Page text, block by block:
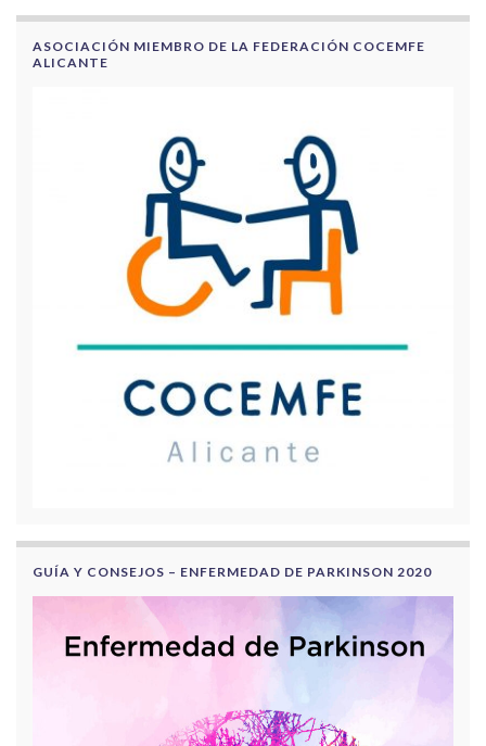
ASOCIACIÓN MIEMBRO DE LA FEDERACIÓN COCEMFE
ALICANTE
GUÍA Y CONSEJOS – ENFERMEDAD DE PARKINSON 2020